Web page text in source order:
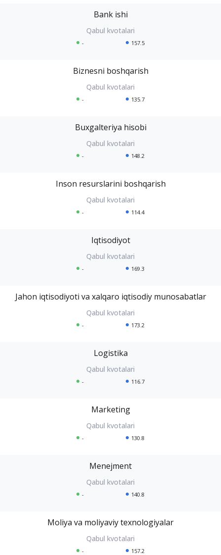
Bank ishi
- 157.5
Biznesni boshqarish
- 135.7
Buxgalteriya hisobi
- 148.2
Inson resurslarini boshqarish
- 114.4
Iqtisodiyot
- 169.3
Jahon iqtisodiyoti va xalqaro iqtisodiy munosabatlar
- 173.2
Logistika
- 116.7
Marketing
- 130.8
Menejment
- 140.8
Moliya va moliyaviy texnologiyalar
- 157.2